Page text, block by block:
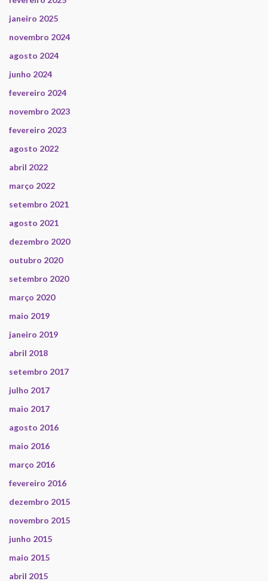
janeiro 2025
novembro 2024
agosto 2024
junho 2024
fevereiro 2024
novembro 2023
fevereiro 2023
agosto 2022
abril 2022
março 2022
setembro 2021
agosto 2021
dezembro 2020
outubro 2020
setembro 2020
março 2020
maio 2019
janeiro 2019
abril 2018
setembro 2017
julho 2017
maio 2017
agosto 2016
maio 2016
março 2016
fevereiro 2016
dezembro 2015
novembro 2015
junho 2015
maio 2015
abril 2015